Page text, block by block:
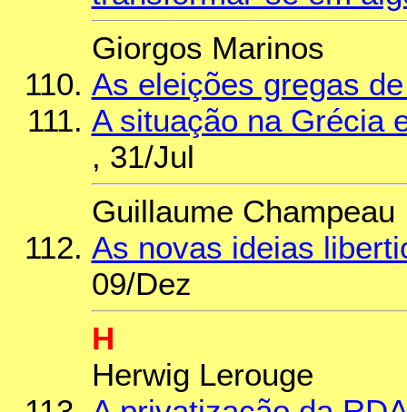
Giorgos Marinos
As eleições gregas
A situação na Grécia
, 31/Jul
Guillaume Champeau
As novas ideias
09/Dez
H
Herwig Lerouge